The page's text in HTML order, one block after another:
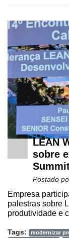
LEAN
sobre
Postado
Empresa
palestras sobre
produtividade e
Tags: modernizar